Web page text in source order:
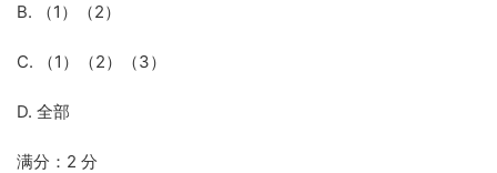
B. （1）（2）
C. （1）（2）（3）
D. 全部
满分：2 分